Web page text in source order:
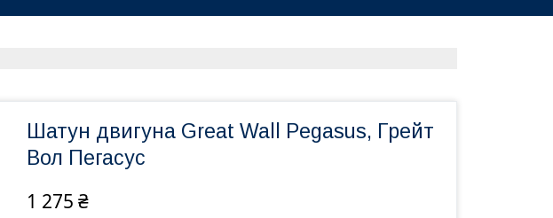
Шатун двигуна Great Wall Pegasus, Грейт
Вол Пегасус
1 275 ₴